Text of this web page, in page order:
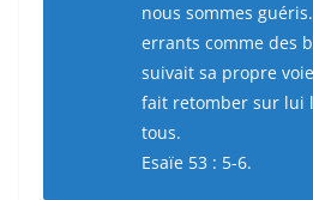
nous sommes
errants comme des
suivait sa propre
fait retomber sur lui
tous.
Esaïe 53 : 5-6.